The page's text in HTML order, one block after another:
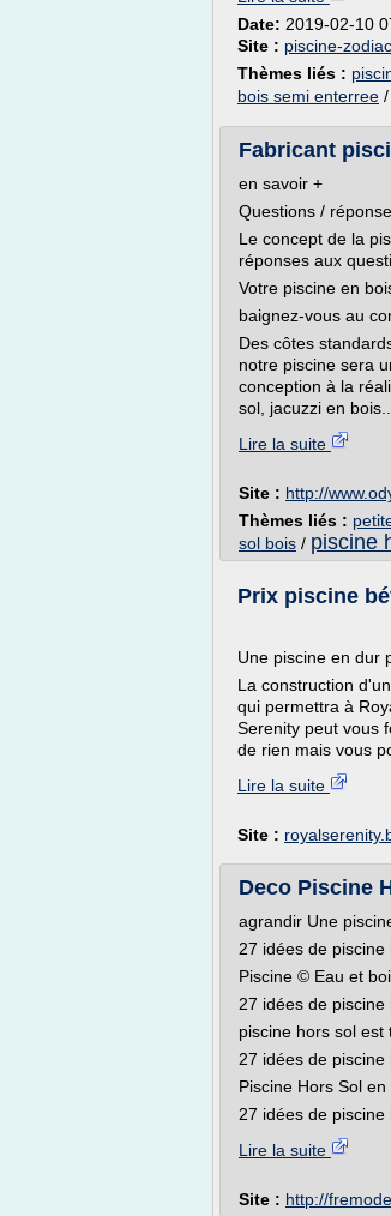
Date: 2019-02-10
Site : piscine-
Thèmes liés :
bois semi enterree /
Fabricant
en savoir +
Questions /
Le concept de la
réponses aux
Votre piscine en
baignez-vous au
Des côtes
notre piscine sera
conception à la
sol, jacuzzi en
Lire la suite
Site : http://
Thèmes liés :
sol bois / piscine
Prix piscine
Une piscine en dur
La construction
qui permettra à
Serenity peut vous
de rien mais vous
Lire la suite
Site :
Deco Piscine
agrandir Une
27 idées de
Piscine © Eau et
27 idées de
piscine hors sol
27 idées de
Piscine Hors Sol en
27 idées de piscine
Lire la suite
Site : http://